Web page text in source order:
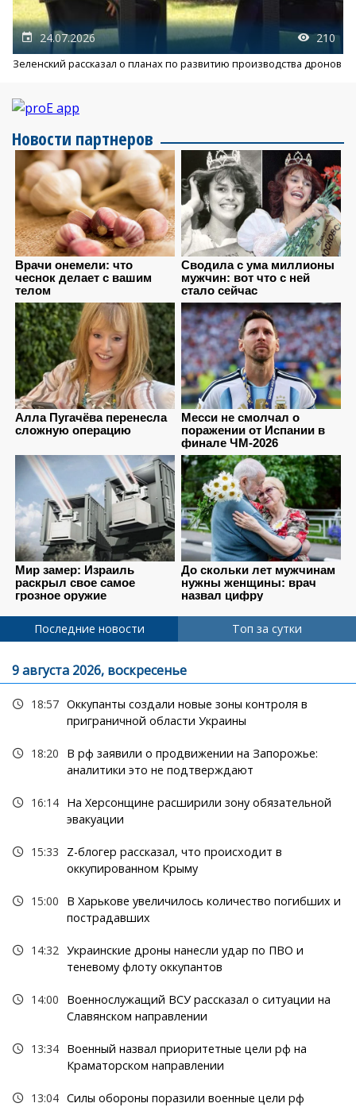
24.07.2026 210
Зеленский рассказал о планах по развитию производства дронов
Новости партнеров
Последние новости Топ за сутки
9 августа 2026, воскресенье
18:57 Оккупанты создали новые зоны контроля в
приграничной области Украины
18:20
В рф заявили о продвижении на Запорожье:
аналитики это не подтверждают
16:14 На Херсонщине расширили зону обязательной
эвакуации
15:33
Z-блогер рассказал, что происходит в
оккупированном Крыму
15:00
В Харькове увеличилось количество погибших и
пострадавших
14:32 Украинские дроны нанесли удар по ПВО и
теневому флоту оккупантов
14:00
Военнослужащий ВСУ рассказал о ситуации на
Славянском направлении
13:34 Военный назвал приоритетные цели рф на
Краматорском направлении
13:04 Силы обороны поразили военные цели рф